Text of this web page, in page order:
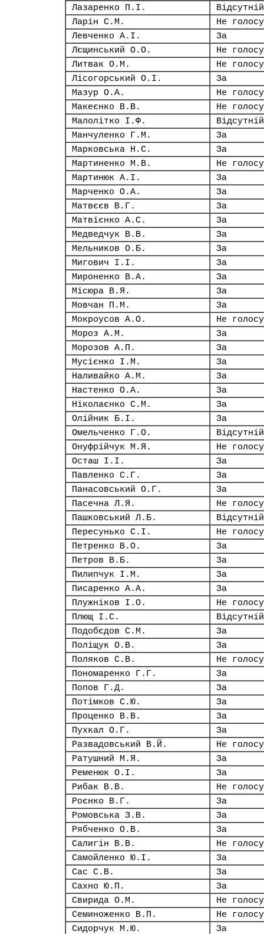
Лазаренко П.І.
Відсутній
Ларін С.М.
Не
Левченко А.І.
За
Лєщинський О.О.
Не
Литвак О.М.
Не
Лісогорський О.І.
За
Мазур О.А.
Не
Макеєнко В.В.
Не
Малолітко І.Ф.
Відсутній
Манчуленко Г.М.
За
Марковська Н.С.
За
Мартиненко М.В.
Не
Мартинюк А.І.
За
Марченко О.А.
За
Матвєєв В.Г.
За
Матвієнко А.С.
За
Медведчук В.В.
За
Мельников О.Б.
За
Мигович І.І.
За
Мироненко В.А.
За
Місюра В.Я.
За
Мовчан П.М.
За
Мокроусов А.О.
Не
Мороз А.М.
За
Морозов А.П.
За
Мусієнко І.М.
За
Наливайко А.М.
За
Настенко О.А.
За
Ніколаєнко С.М.
За
Олійник Б.І.
За
Омельченко Г.О.
Відсутній
Онуфрійчук М.Я.
Не
Осташ І.І.
За
Павленко С.Г.
За
Панасовський О.Г.
За
Пасечна Л.Я.
Не
Пашковський Л.Б.
Відсутній
Пересунько С.І.
Не
Петренко В.О.
За
Петров В.Б.
За
Пилипчук І.М.
За
Писаренко А.А.
За
Плужніков І.О.
Не
Плющ І.С.
Відсутній
Подобєдов С.М.
За
Поліщук О.В.
За
Поляков С.В.
Не
Пономаренко Г.Г.
За
Попов Г.Д.
За
Потімков С.Ю.
За
Проценко В.В.
За
Пухкал О.Г.
За
Развадовський В.Й.
Не
Ратушний М.Я.
За
Ременюк О.І.
За
Рибак В.В.
Не
Роєнко В.Г.
За
Ромовська З.В.
За
Рябченко О.В.
За
Салигін В.В.
Не
Самойленко Ю.І.
За
Сас С.В.
За
Сахно Ю.П.
За
Свирида О.М.
Не
Семиноженко В.П.
Не
Сидорчук М.Ю.
За